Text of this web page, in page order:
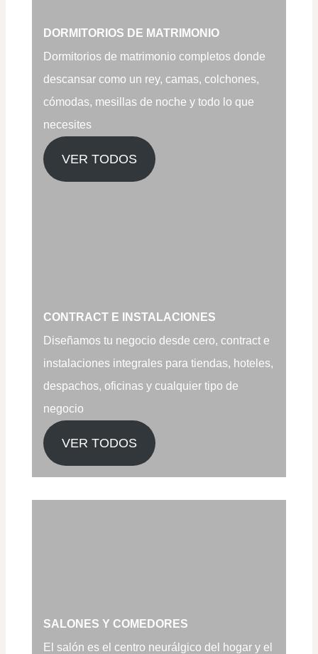
DORMITORIOS DE MATRIMONIO
Dormitorios de matrimonio completos donde
descansar como un rey, camas, colchones,
cómodas, mesillas de noche y todo lo que
necesites
VER TODOS
CONTRACT E INSTALACIONES
Diseñamos tu negocio desde cero, contract e
instalaciones integrales para tiendas, hoteles,
despachos, oficinas y cualquier tipo de
negocio
VER TODOS
SALONES Y COMEDORES
El salón es el centro neurálgico del hogar y el